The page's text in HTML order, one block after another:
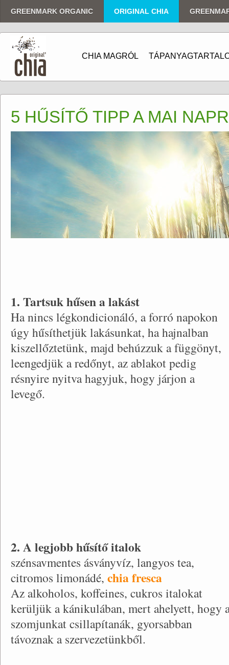
GREENMARK ORGANIC ORIGINAL CHIA
CHIA MAGRÓL
5 HŰSÍTŐ TIPP A MAI
1. Tartsuk hűsen a lakást
Ha nincs légkondicionáló, a forró napokon
úgy hűsíthetjük lakásunkat, ha hajnalban
kiszellőztetünk, majd behúzzuk a függönyt,
leengedjük a redőnyt, az ablakot pedig
résnyire nyitva hagyjuk, hogy járjon a
levegő.
2. A legjobb hűsítő italok
szénsavmentes ásványvíz, langyos tea,
citromos limonádé, chia fresca
Az alkoholos, koffeines, cukros italokat
kerüljük a kánikulában, mert ahelyett, hogy
szomjunkat csillapítanák, gyorsabban
távoznak a szervezetünkből.